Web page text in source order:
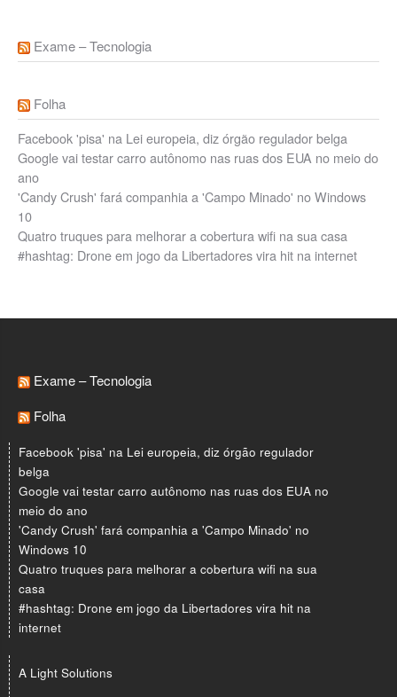
Exame – Tecnologia
Folha
Facebook 'pisa' na Lei europeia, diz órgão regulador belga
Google vai testar carro autônomo nas ruas dos EUA no meio do
ano
'Candy Crush' fará companhia a 'Campo Minado' no Windows
10
Quatro truques para melhorar a cobertura wifi na sua casa
#hashtag: Drone em jogo da Libertadores vira hit na internet
Exame – Tecnologia
Folha
Facebook 'pisa' na Lei europeia, diz órgão regulador
belga
Google vai testar carro autônomo nas ruas dos EUA no
meio do ano
'Candy Crush' fará companhia a 'Campo Minado' no
Windows 10
Quatro truques para melhorar a cobertura wifi na sua
casa
#hashtag: Drone em jogo da Libertadores vira hit na
internet
A Light Solutions